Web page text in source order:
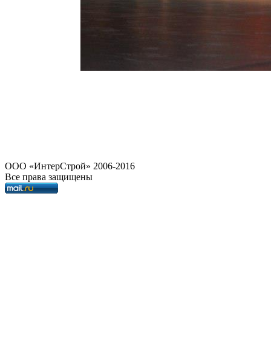
OOO «ИнтерСтрой» 2006-2016
Все права защищены